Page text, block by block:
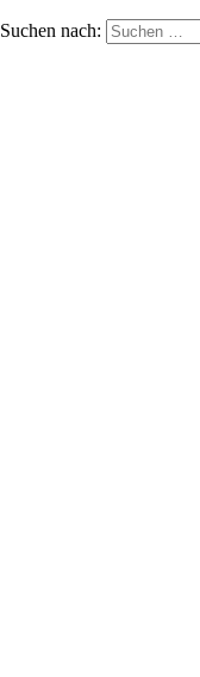
Suchen nach: